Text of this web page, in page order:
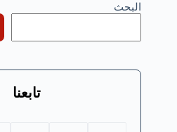
البحث
تابعنا